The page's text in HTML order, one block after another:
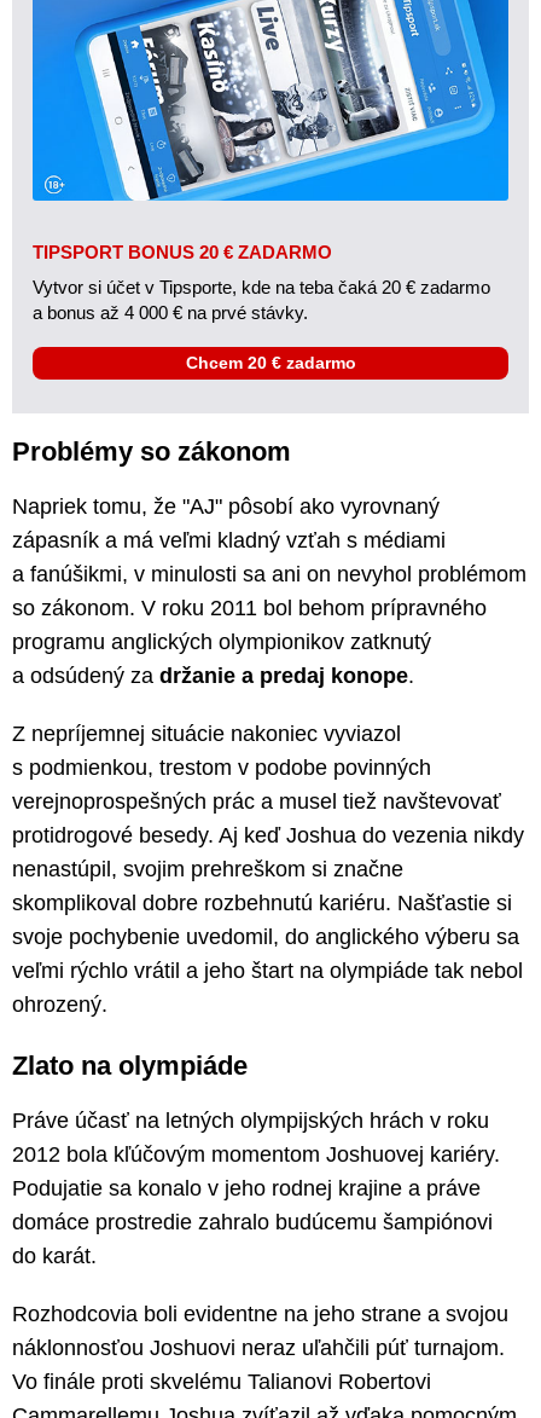
TIPSPORT BONUS 20 € ZADARMO
Vytvor si účet v Tipsporte, kde na teba čaká 20 € zadarmo
a bonus až 4 000 € na prvé stávky.
Chcem 20 € zadarmo
Problémy so zákonom
Napriek tomu, že "AJ" pôsobí ako vyrovnaný
zápasník a má veľmi kladný vzťah s médiami
a fanúšikmi, v minulosti sa ani on nevyhol problémom
so zákonom. V roku 2011 bol behom prípravného
programu anglických olympionikov zatknutý
a odsúdený za držanie a predaj konope.
Z nepríjemnej situácie nakoniec vyviazol
s podmienkou, trestom v podobe povinných
verejnoprospešných prác a musel tiež navštevovať
protidrogové besedy. Aj keď Joshua do vezenia nikdy
nenastúpil, svojim prehreškom si značne
skomplikoval dobre rozbehnutú kariéru. Našťastie si
svoje pochybenie uvedomil, do anglického výberu sa
veľmi rýchlo vrátil a jeho štart na olympiáde tak nebol
ohrozený.
Zlato na olympiáde
Práve účasť na letných olympijských hrách v roku
2012 bola kľúčovým momentom Joshuovej kariéry.
Podujatie sa konalo v jeho rodnej krajine a práve
domáce prostredie zahralo budúcemu šampiónovi
do karát.
Rozhodcovia boli evidentne na jeho strane a svojou
náklonnosťou Joshuovi neraz uľahčili púť turnajom.
Vo finále proti skvelému Talianovi Robertovi